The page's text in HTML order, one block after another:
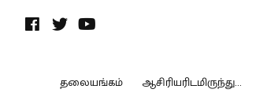
தலையங்கம் ஆசிரியரிடமிருந்து...